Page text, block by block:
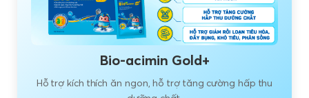
Bio-acimin Gold+
Hỗ trợ kích thích ăn ngon, hỗ trợ tăng cường hấp thu